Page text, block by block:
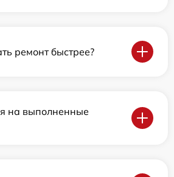
ремонт быстрее?
на выполненные